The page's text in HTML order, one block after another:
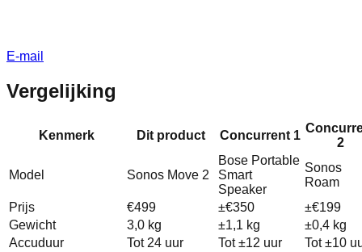
E-mail
Vergelijking
Kenmerk Dit product Concurrent 1
2
Model Sonos Move 2
Bose Portable
Smart
Speaker
Sonos
Roam
Prijs
€499 ±€350
±€199
Gewicht
3,0 kg ±1,1 kg
±0,4 kg
Accuduur
Tot 24 uur Tot ±12 uur Tot ±10